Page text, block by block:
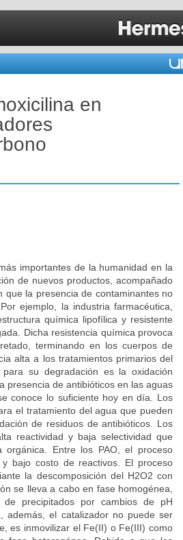
en
importantes de la humanidad en la
de nuevos productos, acompañado
que la presencia de contaminantes no
ejemplo, la industria farmacéutica,
química lipofílica y resistente
Dicha resistencia química provoca
terminando en los cuerpos de
alta a los tratamientos primarios del
su degradación es la oxidación
presencia de antibióticos en las aguas
conoce lo suficiente hoy en día. Los
el tratamiento del agua que pueden
de residuos de antibióticos. Los
reactividad y baja selectividad que
orgánica. Entre los PAO, el proceso
bajo costo de reactivos. El proceso
la descomposición del H2O2 con
se lleva a cabo en fase homogénea,
precipitados por cambios de pH
además, el catalizador no puede ser
es inmovilizar el Fe(II) o Fe(III) como